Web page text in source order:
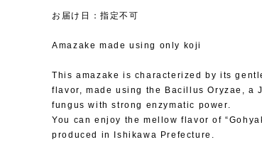
お届け日：指定不可
Amazake made using only koji
This amazake is characterized by its
flavor, made using the Bacillus Oryzae, a
fungus with strong enzymatic power.
You can enjoy the mellow flavor of
produced in Ishikawa Prefecture.